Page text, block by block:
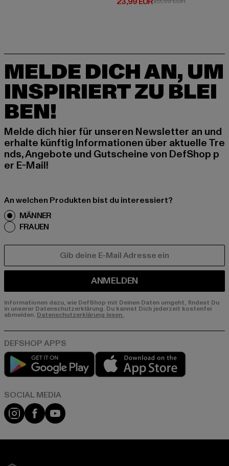
MELDE DICH AN, UM
INSPIRIERT ZU BLEI
BEN!
Melde dich hier für unseren Newsletter an und
erhalte künftig Informationen über aktuelle Tre
nds, Angebote und Gutscheine von DefShop p
er E-Mail!
An welchen Produkten bist du interessiert?
MÄNNER
FRAUEN
ANMELDEN
Informationen dazu, wie DefShop mit Deinen Daten umgeht, findest Du
in unserer Datenschutzerklärung. Du kannst Dich jederzeit kostenfei
abmelden. Datenschutzerklärung lesen.
Play market
Instagram
FacebookYouTube